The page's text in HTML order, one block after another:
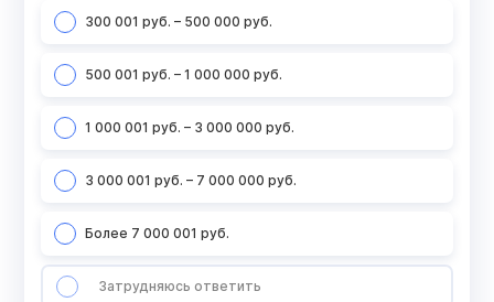
300 001 руб. – 500 000 руб.
500 001 руб. – 1 000 000 руб.
1 000 001 руб. – 3 000 000 руб.
3 000 001 руб. – 7 000 000 руб.
Более 7 000 001 руб.
Затрудняюсь ответить